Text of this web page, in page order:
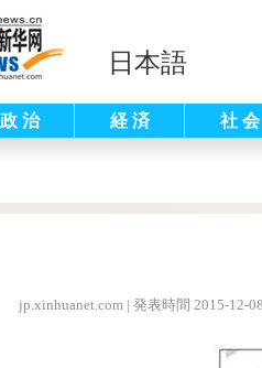
日本語
政 治 経 済 社 会
jp.xinhuanet.com | 発表時間 2015-12-